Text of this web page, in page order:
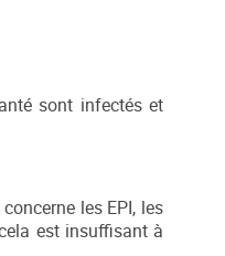
sont infectés et
les EPI, les
est insuffisant à